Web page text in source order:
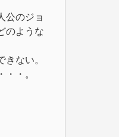
公のジョ
のような
ない。
・。